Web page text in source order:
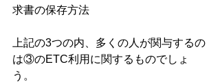
求書の保存方法
上記の3つの内、多くの人が関与するの
は③のETC利用に関するものでしょ
う。